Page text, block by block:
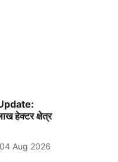
हेक्टर क्षेत्र
04 Aug 2026